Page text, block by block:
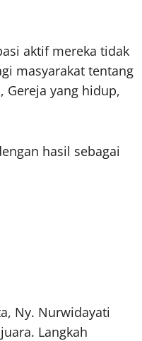
aktif mereka tidak
masyarakat tentang
Gereja yang hidup,
hasil sebagai
Ny. Nurwidayati
Langkah